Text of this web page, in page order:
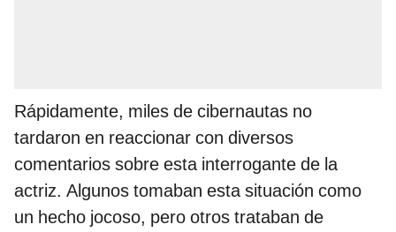
Rápidamente, miles de cibernautas no
tardaron en reaccionar con diversos
comentarios sobre esta interrogante de la
actriz. Algunos tomaban esta situación como
un hecho jocoso, pero otros trataban de